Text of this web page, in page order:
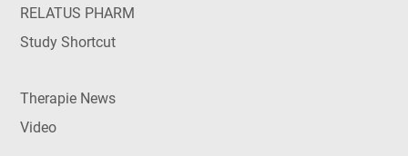
RELATUS PHARM
Study Shortcut
Therapie News
Video